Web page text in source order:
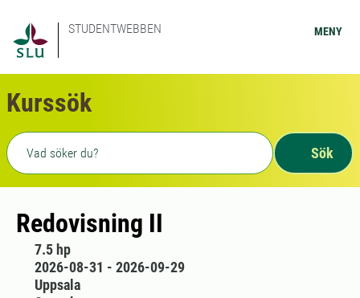
STUDENTWEBBEN MENY
Kurssök
Fritext sökning
Sök
Redovisning II
7.5 hp
2026-08-31 - 2026-09-29
Uppsala